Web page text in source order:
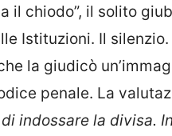
il chiodo”, il solito
Istituzioni. Il
la giudicò
penale. La
indossare la divisa.